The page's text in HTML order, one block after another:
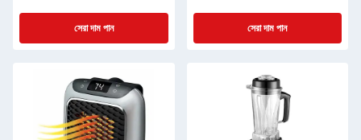
সেরা দাম পান সেরা দাম পান